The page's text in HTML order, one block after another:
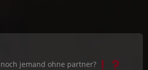
jemand ohne partner?